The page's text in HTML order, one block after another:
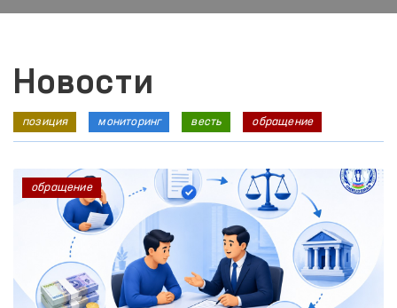
Новости
позиция мониторинг весть обращение
обращение